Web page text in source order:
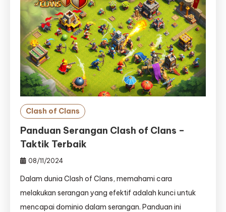
Clash of Clans
Panduan Serangan Clash of Clans –
Taktik Terbaik
08/11/2024
Dalam dunia Clash of Clans, memahami cara
melakukan serangan yang efektif adalah kunci untuk
mencapai dominio dalam serangan. Panduan ini